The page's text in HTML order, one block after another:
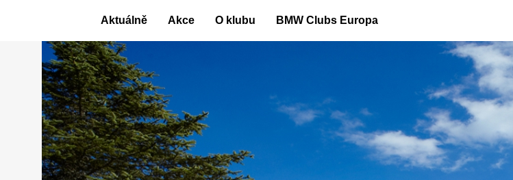
Aktuálně Akce O klubu BMW Clubs Europa